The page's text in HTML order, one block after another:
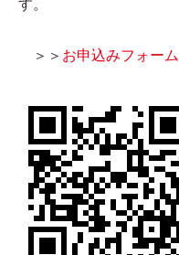
す。
＞＞ お申込みフォーム